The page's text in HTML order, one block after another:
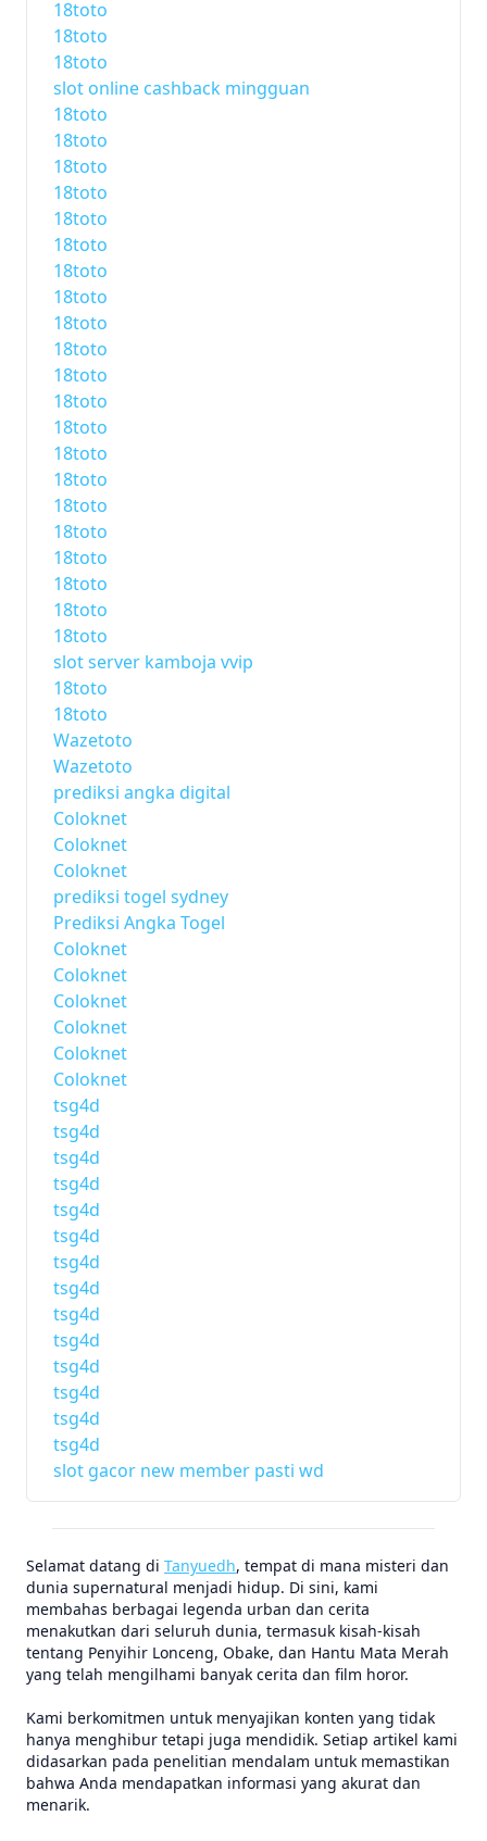
18toto
18toto
18toto
slot online cashback mingguan
18toto
18toto
18toto
18toto
18toto
18toto
18toto
18toto
18toto
18toto
18toto
18toto
18toto
18toto
18toto
18toto
18toto
18toto
18toto
18toto
18toto
slot server kamboja vvip
18toto
18toto
Wazetoto
Wazetoto
prediksi angka digital
Coloknet
Coloknet
Coloknet
prediksi togel sydney
Prediksi Angka Togel
Coloknet
Coloknet
Coloknet
Coloknet
Coloknet
Coloknet
tsg4d
tsg4d
tsg4d
tsg4d
tsg4d
tsg4d
tsg4d
tsg4d
tsg4d
tsg4d
tsg4d
tsg4d
tsg4d
tsg4d
slot gacor new member pasti wd
Selamat datang di Tanyuedh, tempat di mana misteri dan
dunia supernatural menjadi hidup. Di sini, kami
membahas berbagai legenda urban dan cerita
menakutkan dari seluruh dunia, termasuk kisah-kisah
tentang Penyihir Lonceng, Obake, dan Hantu Mata Merah
yang telah mengilhami banyak cerita dan film horor.
Kami berkomitmen untuk menyajikan konten yang tidak
hanya menghibur tetapi juga mendidik. Setiap artikel kami
didasarkan pada penelitian mendalam untuk memastikan
bahwa Anda mendapatkan informasi yang akurat dan
menarik.